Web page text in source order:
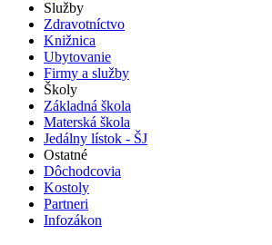
Služby
Zdravotníctvo
Knižnica
Ubytovanie
Firmy a služby
Školy
Základná škola
Materská škola
Jedálny lístok - ŠJ
Ostatné
Dôchodcovia
Kostoly
Partneri
Infozákon